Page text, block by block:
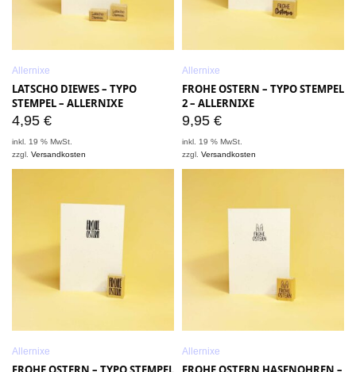
Allernixe
LATSCHO DIEWES – TYPO
STEMPEL – ALLERNIXE
4,95 €
inkl. 19 % MwSt.
zzgl.Versandkosten
Allernixe
FROHE OSTERN – TYPO STEMPEL
2 – ALLERNIXE
9,95 €
inkl. 19 % MwSt.
zzgl.Versandkosten
Allernixe Allernixe